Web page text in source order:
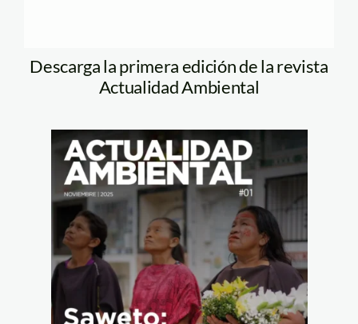
Descarga la primera edición de la revista
Actualidad Ambiental